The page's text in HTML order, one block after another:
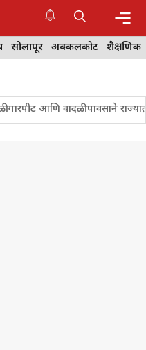
सोलापूर अक्कलकोट शैक्षणिक
आणि वादळी पावसाने राज्यातील